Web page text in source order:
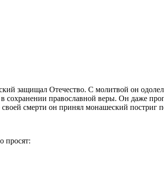
защищал Отечество. С молитвой он
сохранении православной веры. Он даже
смерти он принял монашеский постриг
просят: